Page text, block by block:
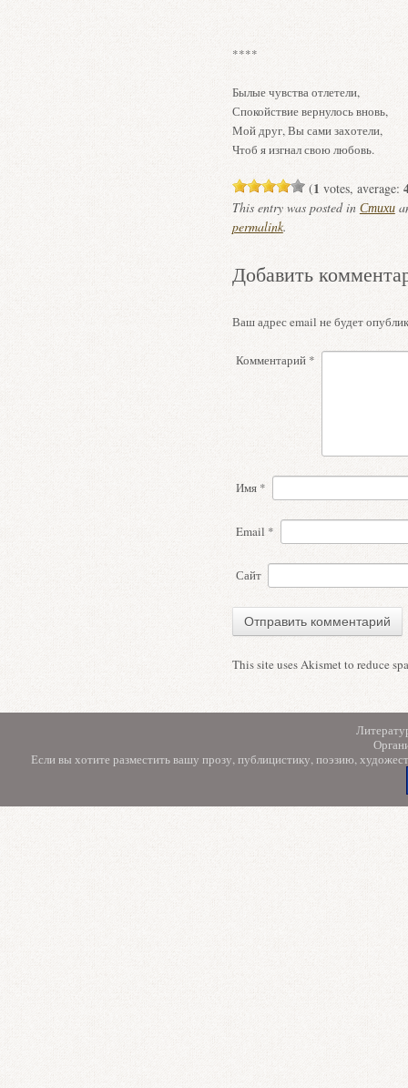
****
Былые чувства отлетели,
Спокойствие вернулось вновь,
Мой друг, Вы сами захотели,
Чтоб я изгнал свою любовь.
(1 votes, average:
This entry was posted in Стихи
permalink.
Добавить
Ваш адрес email не будет
Комментарий *
Имя *
Email *
Сайт
This site uses Akismet to reduce
Если вы хотите разместить вашу прозу, публицистику, поэзию,